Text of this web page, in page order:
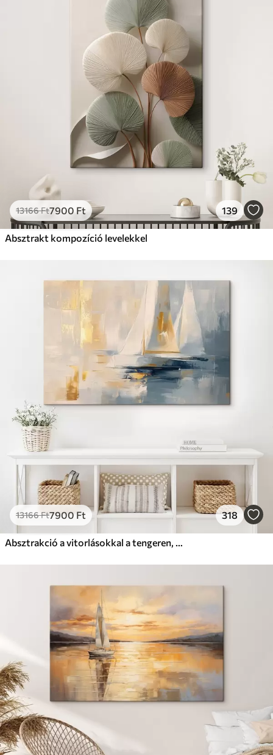
13166Ft7900 Ft 139
Absztrakt kompozíció levelekkel
13166Ft7900 Ft 318
Absztrakció a vitorlásokkal a tengeren, akril stílusban, naplemente